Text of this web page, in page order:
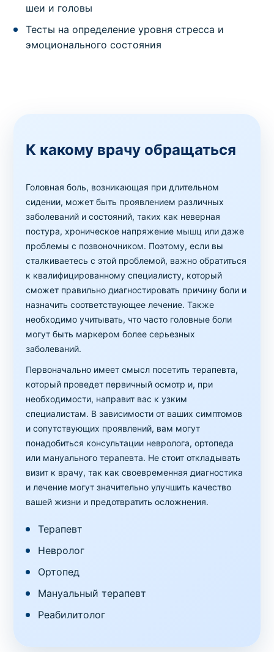
шеи и головы
Тесты на определение уровня стресса и
эмоционального состояния
К какому врачу обращаться
Головная боль, возникающая при длительном
сидении, может быть проявлением различных
заболеваний и состояний, таких как неверная
постура, хроническое напряжение мышц или даже
проблемы с позвоночником. Поэтому, если вы
сталкиваетесь с этой проблемой, важно обратиться
к квалифицированному специалисту, который
сможет правильно диагностировать причину боли и
назначить соответствующее лечение. Также
необходимо учитывать, что часто головные боли
могут быть маркером более серьезных
заболеваний.
Первоначально имеет смысл посетить терапевта,
который проведет первичный осмотр и, при
необходимости, направит вас к узким
специалистам. В зависимости от ваших симптомов
и сопутствующих проявлений, вам могут
понадобиться консультации невролога, ортопеда
или мануального терапевта. Не стоит откладывать
визит к врачу, так как своевременная диагностика
и лечение могут значительно улучшить качество
вашей жизни и предотвратить осложнения.
Терапевт
Невролог
Ортопед
Мануальный терапевт
Реабилитолог